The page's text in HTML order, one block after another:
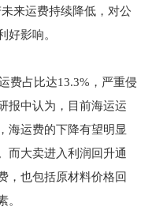
来运费持续降低，对公
好影响。
费占比达13.3%，严重侵
报中认为，目前海运运
海运费的下降有望明显
而大卖进入利润回升通
，也包括原材料价格回
。